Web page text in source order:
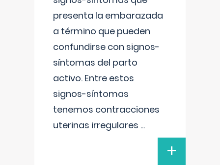
presenta la embarazada
a término que pueden
confundirse con signos-
síntomas del parto
activo. Entre estos
signos-síntomas
tenemos contracciones
uterinas irregulares ...
+